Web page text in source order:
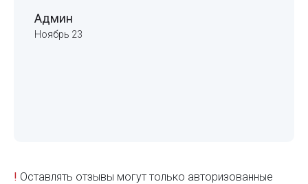
Админ
Ноябрь 23
! Оставлять отзывы могут только авторизованные